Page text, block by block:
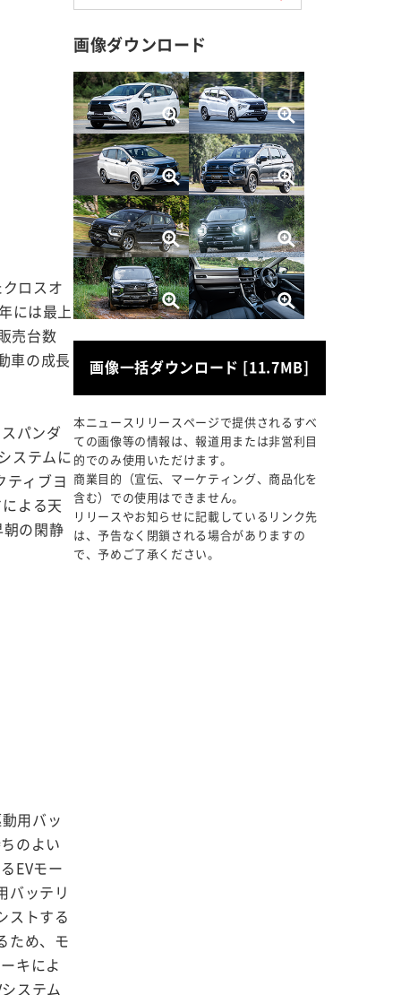
画像ダウンロード
画像一括ダウンロード [11.7MB]
本ニュースリリースページで提供されるすべ
ての画像等の情報は、報道用または非営利目
的でのみ使用いただけます。
商業目的（宣伝、マーケティング、商品化を
含む）での使用はできません。
リリースやお知らせに記載しているリンク先
は、予告なく閉鎖される場合がありますの
で、予めご了承ください。
ロスオ
には最上
売台数
車の成長
パンダ
ステムに
ティブヨ
よる天
朝の閑静
用バッ
のよい
EVモー
バッテリ
ストする
ため、モ
キによ
ステム